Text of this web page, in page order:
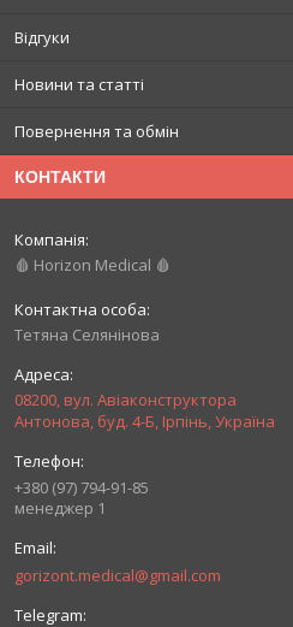
Відгуки
Новини та статті
Повернення та обмін
КОНТАКТИ
🩸 Horizon Medical 🩸
Тетяна Селянінова
08200, вул. Авіаконструктора
Антонова, буд. 4-Б, Ірпінь, Україна
+380 (97) 794-91-85
менеджер 1
gorizont.medical@gmail.com